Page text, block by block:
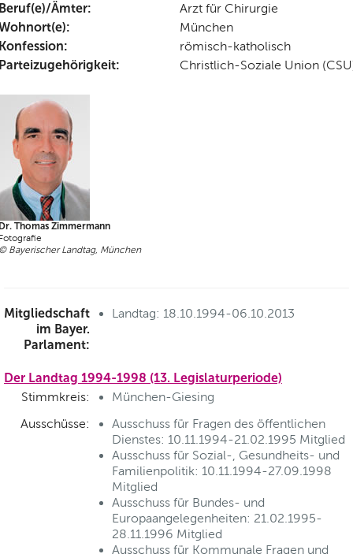
Ämter: Arzt für Chirurgie
München
römisch-katholisch
Christlich-Soziale Union
Thomas Zimmermann
Bayerischer Landtag, München
Mitgliedschaft
im Bayer.
Parlament:
Landtag: 18.10.1994-06.10.2013
Der Landtag 1994-1998 (13. Legislaturperiode)
Stimmkreis:
München-Giesing
Ausschüsse:
Ausschuss für Fragen des öffentlichen
Dienstes: 10.11.1994-21.02.1995 Mitglied
Ausschuss für Sozial-, Gesundheits- und
Familienpolitik: 10.11.1994-27.09.1998
Mitglied
Ausschuss für Bundes- und
Europaangelegenheiten: 21.02.1995-
28.11.1996 Mitglied
Ausschuss für Kommunale Fragen und